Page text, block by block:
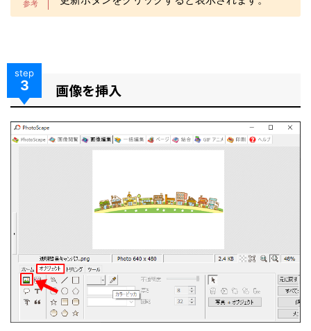
step
3 画像を挿入